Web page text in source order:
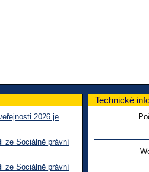
2026 je
ze Sociálně právní
ze Sociálně právní
Technické